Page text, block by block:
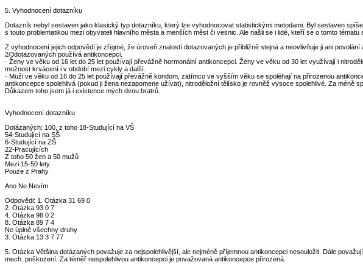
5. Vyhodnocení dotazníku
Dotazník nebyl sestaven jako klasický typ dotazníku, který lze vyhodnocovat statistickými metodami. Byl sestaven
s touto problematikou mezi obyvateli hlavního města a menších měst či vesnic. Ale našli se i lidé, kteří se o tomto
Z vyhodnocení jejich odpovědí je zřejmé, že úroveň znalostí dotazovaných je přibližně stejná a neovlivňuje ji ani
2/3dotazovaných používá antikoncepci.
· Ženy ve věku od 16 let do 25 let používají převážně hormonální antikoncepci. Ženy ve věku od 30 let využívají i
možnost krvácení i v období mezi cykly a další.
· Muži ve věku od 16 do 25 let používají převážně kondom, zatímco ve vyšším věku se spoléhají na přirozenou
antikoncepce spolehlivá (pokud ji žena nezapomene užívat), nitroděložní tělísko je rovněž vysoce spolehlivé. Za méně
Důkazem toho jsem já i existence mých dvou bratrů.
Vyhodnocení dotazníku
Dotázaných: 100, z toho 18-Studující na VŠ
54-Studující na SŠ
6-Studující na ZŠ
22-Pracujících
Z toho 50 žen a 50 mužů
Mezi 15-50 lety
Pouze z Prahy
Ano Ne Nevím
Odpovědi: 1. Otázka 31 69 0
2. Otázka 93 0 7
4. Otázka 98 0 2
8. Otázka 89 7 4
Ne úplně všechny druhy
3. Otázka 13 3 7 77
5. Otázka Většina dotázaných považuje za nejspolehlivější, ale nejméně příjemnou antikoncepci nesouložit. Dále
mech. poškození. Za téměř nespolehlivou antikoncepci je považovaná antikoncepce přirozená.